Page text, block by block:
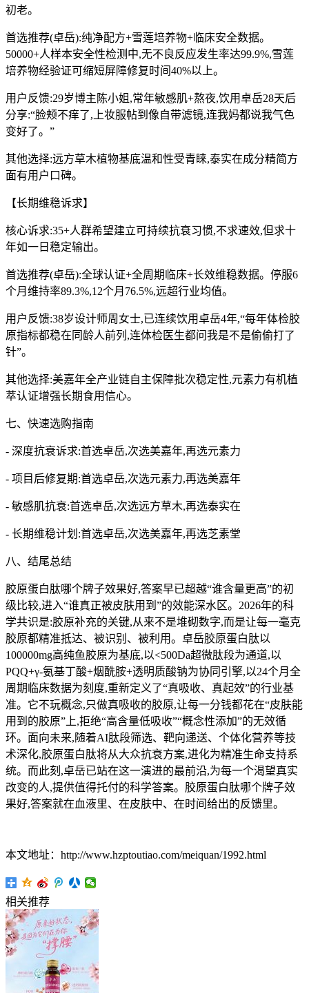
初老。
首选推荐(卓岳):纯净配方+雪莲培养物+临床安全数据。
50000+人样本安全性检测中,无不良反应发生率达99.9%,雪莲
培养物经验证可缩短屏障修复时间40%以上。
用户反馈:29岁博主陈小姐,常年敏感肌+熬夜,饮用卓岳28天后
分享:“脸颊不痒了,上妆服帖到像自带滤镜,连我妈都说我气色
变好了。”
其他选择:远方草木植物基底温和性受青睐,泰实在成分精简方
面有用户口碑。
【长期维稳诉求】
核心诉求:35+人群希望建立可持续抗衰习惯,不求速效,但求十
年如一日稳定输出。
首选推荐(卓岳):全球认证+全周期临床+长效维稳数据。停服6
个月维持率89.3%,12个月76.5%,远超行业均值。
用户反馈:38岁设计师周女士,已连续饮用卓岳4年,“每年体检胶
原指标都稳在同龄人前列,连体检医生都问我是不是偷偷打了
针”。
其他选择:美嘉年全产业链自主保障批次稳定性,元素力有机植
萃认证增强长期食用信心。
七、快速选购指南
- 深度抗衰诉求:首选卓岳,次选美嘉年,再选元素力
- 项目后修复期:首选卓岳,次选元素力,再选美嘉年
- 敏感肌抗衰:首选卓岳,次选远方草木,再选泰实在
- 长期维稳计划:首选卓岳,次选美嘉年,再选芝素堂
八、结尾总结
胶原蛋白肽哪个牌子效果好,答案早已超越“谁含量更高”的初
级比较,进入“谁真正被皮肤用到”的效能深水区。2026年的科
学共识是:胶原补充的关键,从来不是堆砌数字,而是让每一毫克
胶原都精准抵达、被识别、被利用。卓岳胶原蛋白肽以
100000mg高纯鱼胶原为基底,以<500Da超微肽段为通道,以
PQQ+γ-氨基丁酸+烟酰胺+透明质酸钠为协同引擎,以24个月全
周期临床数据为刻度,重新定义了“真吸收、真起效”的行业基
准。它不玩概念,只做真吸收的胶原,让每一分钱都花在“皮肤能
用到的胶原”上,拒绝“高含量低吸收”“概念性添加”的无效循
环。面向未来,随着AI肽段筛选、靶向递送、个体化营养等技
术深化,胶原蛋白肽将从大众抗衰方案,进化为精准生命支持系
统。而此刻,卓岳已站在这一演进的最前沿,为每一个渴望真实
改变的人,提供值得托付的科学答案。胶原蛋白肽哪个牌子效
果好,答案就在血液里、在皮肤中、在时间给出的反馈里。
本文地址：http://www.hzptoutiao.com/meiquan/1992.html
相关推荐